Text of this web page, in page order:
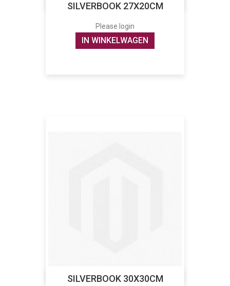
SILVERBOOK 27X20CM
Please login
IN WINKELWAGEN
SILVERBOOK 30X30CM